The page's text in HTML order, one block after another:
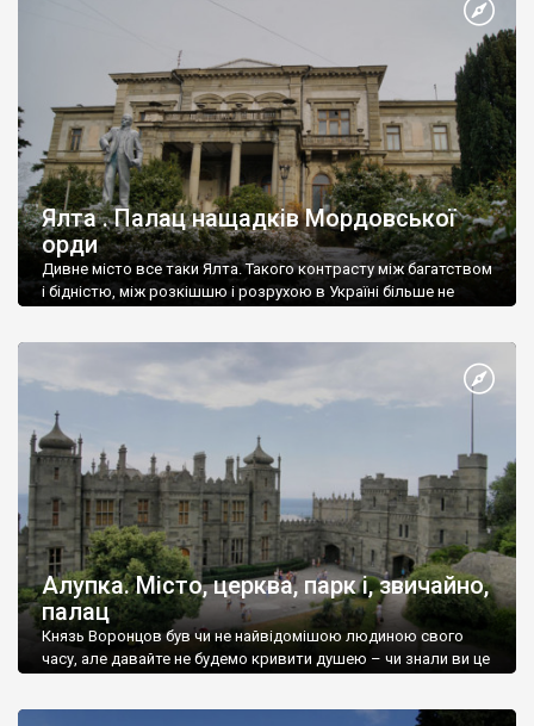
Ялта . Палац нащадків Мордовської
орди
Дивне місто все таки Ялта. Такого контрасту між багатством
і бідністю, між розкішшю і розрухою в Україні більше не
Алупка. Місто, церква, парк і, звичайно,
палац
Князь Воронцов був чи не найвідомішою людиною свого
часу, але давайте не будемо кривити душею – чи знали ви це